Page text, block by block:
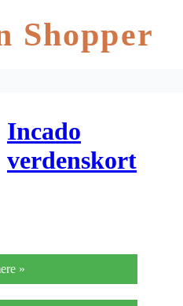
Shopper
Incado
verdenskort
»